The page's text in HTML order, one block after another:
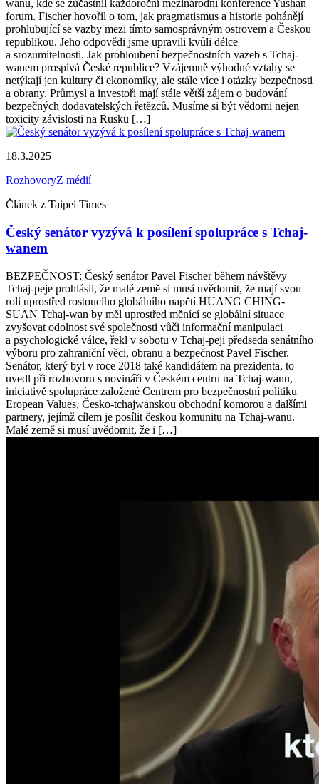
wanu, kde se zúčastnil každoroční mezinárodní konference Yushan
forum. Fischer hovořil o tom, jak pragmatismus a historie pohánějí
prohlubující se vazby mezi tímto samosprávným ostrovem a Českou
republikou. Jeho odpovědi jsme upravili kvůli délce
a srozumitelnosti. Jak prohloubení bezpečnostních vazeb s Tchaj-
wanem prospívá České republice? Vzájemně výhodné vztahy se
netýkají jen kultury či ekonomiky, ale stále více i otázky bezpečnosti
a obrany. Průmysl a investoři mají stále větší zájem o budování
bezpečných dodavatelských řetězců. Musíme si být vědomi nejen
toxicity závislosti na Rusku […]
18.3.2025
RozhovoryZ médií
Článek z Taipei Times
Český senátor vyzývá k posílení spolupráce s Tchaj-
wanem
BEZPEČNOST: Český senátor Pavel Fischer během návštěvy
Tchaj-peje prohlásil, že malé země si musí uvědomit, že mají svou
roli uprostřed rostoucího globálního napětí HUANG CHING-
SUAN Tchaj-wan by měl uprostřed měnící se globální situace
zvyšovat odolnost své společnosti vůči informační manipulaci
a psychologické válce, řekl v sobotu v Tchaj-peji předseda senátního
výboru pro zahraniční věci, obranu a bezpečnost Pavel Fischer.
Senátor, který byl v roce 2018 také kandidátem na prezidenta, to
uvedl při rozhovoru s novináři v Českém centru na Tchaj-wanu,
iniciativě spolupráce založené Centrem pro bezpečnostní politiku
Eropean Values, Česko-tchajwanskou obchodní komorou a dalšími
partnery, jejímž cílem je posílit českou komunitu na Tchaj-wanu.
Malé země si musí uvědomit, že i […]